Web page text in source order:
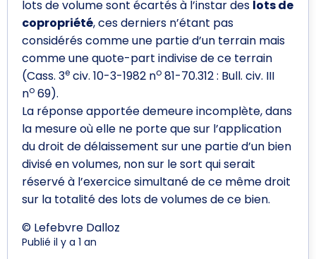
lots de volume sont écartés à l’instar des lots de
copropriété, ces derniers n’étant pas
considérés comme une partie d’un terrain mais
comme une quote-part indivise de ce terrain
(Cass. 3e civ. 10-3-1982 no 81-70.312 : Bull. civ. III
no 69).
La réponse apportée demeure incomplète, dans
la mesure où elle ne porte que sur l’application
du droit de délaissement sur une partie d’un bien
divisé en volumes, non sur le sort qui serait
réservé à l’exercice simultané de ce même droit
sur la totalité des lots de volumes de ce bien.
© Lefebvre Dalloz
Publié il y a 1 an